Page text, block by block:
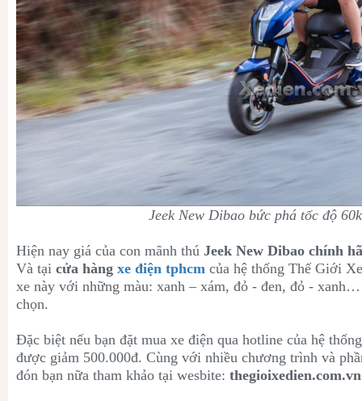
Jeek New Dibao bức phá tốc độ
Hiện nay giá của con mãnh thú Jeek New Dibao chính
Và tại cửa hàng xe điện tphcm của hệ thống Thế Giới
xe này với những màu: xanh – xám, đỏ - đen, đỏ -
chọn.
Đặc biệt nếu bạn đặt mua xe điện qua hotline của hệ
được giảm 500.000đ. Cùng với nhiều chương trình và
đón bạn nữa tham khảo tại wesbite: thegioixedien.com.vn